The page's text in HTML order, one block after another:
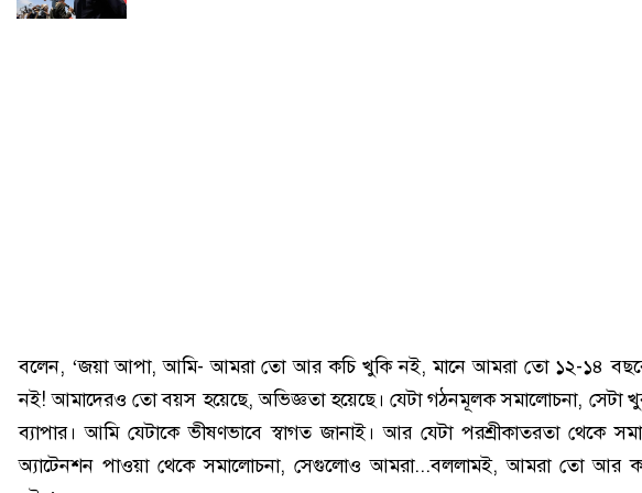
বলেন, ‘জয়া আপা, আমি- আমরা তো আর কচি খুকি নই, মানে আমরা তো ১২-১৪
নই! আমাদেরও তো বয়স হয়েছে, অভিজ্ঞতা হয়েছে। যেটা গঠনমূলক সমালোচনা, সেটা
ব্যাপার। আমি যেটাকে ভীষণভাবে স্বাগত জানাই। আর যেটা পরশ্রীকাতরতা থেকে
অ্যাটেনশন পাওয়া থেকে সমালোচনা, সেগুলোও আমরা...বললামই, আমরা তো আর